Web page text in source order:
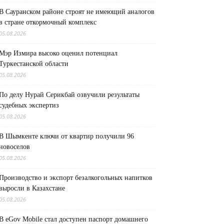
Сауранском районе строят не имеющий аналогов
стране откормочный комплекс
Измира высоко оценил потенциал
области
делу Нурай Серикбай озвучили результаты
экспертиз
Шымкенте ключи от квартир получили 96
и экспорт безалкогольных напитков
в Казахстане
eGov Mobile стал доступен паспорт домашнего